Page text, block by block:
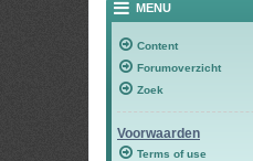
MENU
Content
Forumoverzicht
Zoek
Voorwaarden
Terms of use